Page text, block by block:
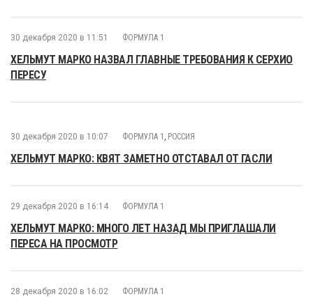
30 декабря 2020 в 11:51 ФОРМУЛА 1
ХЕЛЬМУТ МАРКО НАЗВАЛ ГЛАВНЫЕ ТРЕБОВАНИЯ К СЕРХИО
ПЕРЕСУ
30 декабря 2020 в 10:07 ФОРМУЛА 1 , РОССИЯ
ХЕЛЬМУТ МАРКО: КВЯТ ЗАМЕТНО ОТСТАВАЛ ОТ ГАСЛИ
29 декабря 2020 в 16:14 ФОРМУЛА 1
ХЕЛЬМУТ МАРКО: МНОГО ЛЕТ НАЗАД МЫ ПРИГЛАШАЛИ
ПЕРЕСА НА ПРОСМОТР
28 декабря 2020 в 16:02 ФОРМУЛА 1